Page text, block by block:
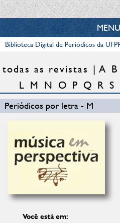
Biblioteca Digital de Periódicos da
todas as revistas A B
L M N O P Q R S
Periódicos por letra - M
Você está em: